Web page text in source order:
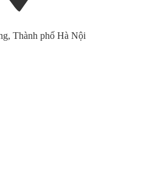
Thành phố Hà Nội